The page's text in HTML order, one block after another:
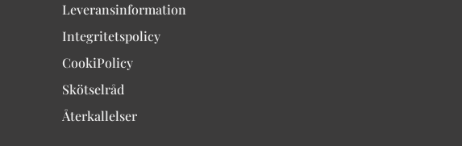
Leveransinformation
Integritetspolicy
CookiPolicy
Skötselråd
Återkallelser